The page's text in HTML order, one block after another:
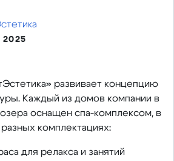
развивает концепцию
Каждый из домов компании в
оснащен спа-комплексом, в
комплектациях:
для релакса и занятий